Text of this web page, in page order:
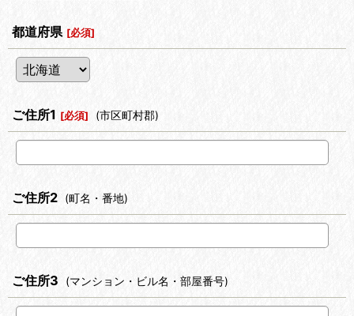
都道府県 [必須]
ご住所1 [必須] (市区町村郡)
ご住所2 (町名・番地)
ご住所3 (マンション・ビル名・部屋番号)